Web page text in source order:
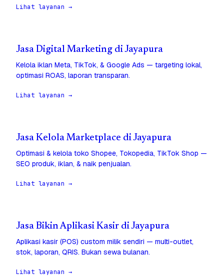
Lihat layanan →
Jasa Digital Marketing di Jayapura
Kelola iklan Meta, TikTok, & Google Ads — targeting lokal,
optimasi ROAS, laporan transparan.
Lihat layanan →
Jasa Kelola Marketplace di Jayapura
Optimasi & kelola toko Shopee, Tokopedia, TikTok Shop —
SEO produk, iklan, & naik penjualan.
Lihat layanan →
Jasa Bikin Aplikasi Kasir di Jayapura
Aplikasi kasir (POS) custom milik sendiri — multi-outlet,
stok, laporan, QRIS. Bukan sewa bulanan.
Lihat layanan →